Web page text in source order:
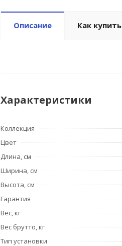
Описание Как купить
Характеристики
Коллекция
Цвет
Длина, см
Ширина, см
Высота, см
Гарантия
Вес, кг
Вес брутто, кг
Тип установки